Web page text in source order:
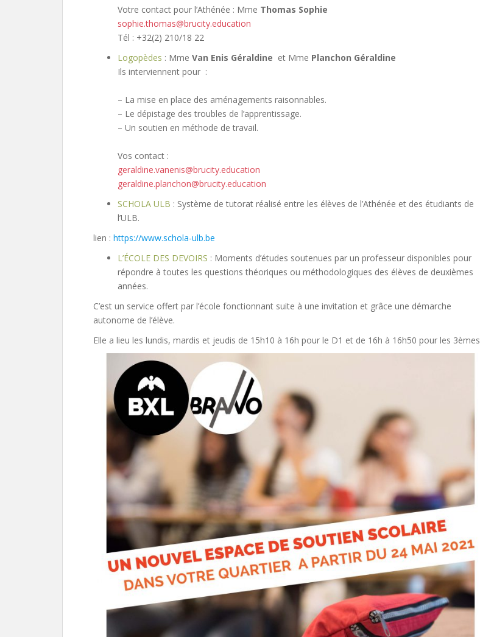
Votre contact pour l’Athénée : Mme Thomas Sophie
sophie.thomas@brucity.education
Tél : +32(2) 210/18 22
Logopèdes : Mme Van Enis Géraldine et Mme Planchon Géraldine
Ils interviennent pour :
– La mise en place des aménagements raisonnables.
– Le dépistage des troubles de l’apprentissage.
– Un soutien en méthode de travail.
Vos contact :
geraldine.vanenis@brucity.education
geraldine.planchon@brucity.education
SCHOLA ULB : Système de tutorat réalisé entre les élèves de l’Athénée et des étudiants de
l’ULB.
lien : https://www.schola-ulb.be
L’ÉCOLE DES DEVOIRS : Moments d’études soutenues par un professeur disponibles pour
répondre à toutes les questions théoriques ou méthodologiques des élèves de deuxièmes
années.
C’est un service offert par l’école fonctionnant suite à une invitation et grâce une démarche
autonome de l’élève.
Elle a lieu les lundis, mardis et jeudis de 15h10 à 16h pour le D1 et de 16h à 16h50 pour les 3èmes